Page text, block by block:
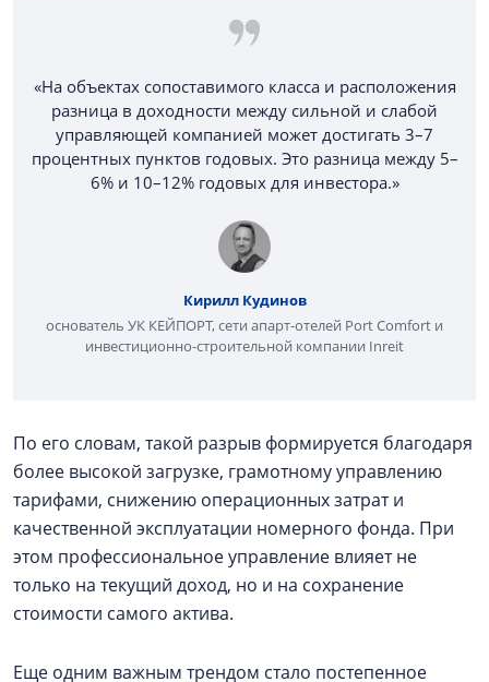
«На объектах сопоставимого класса и расположения
разница в доходности между сильной и слабой
управляющей компанией может достигать 3–7
процентных пунктов годовых. Это разница между 5–
6% и 10–12% годовых для инвестора.»
Кирилл Кудинов
основатель УК КЕЙПОРТ, сети апарт-отелей Port Comfort и
инвестиционно-строительной компании Inreit
По его словам, такой разрыв формируется благодаря
более высокой загрузке, грамотному управлению
тарифами, снижению операционных затрат и
качественной эксплуатации номерного фонда. При
этом профессиональное управление влияет не
только на текущий доход, но и на сохранение
стоимости самого актива.
Еще одним важным трендом стало постепенное